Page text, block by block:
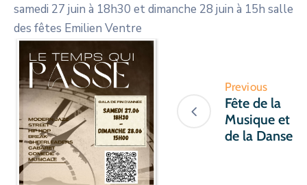
samedi 27 juin à 18h30 et dimanche 28 juin à 15h salle
des fêtes Emilien Ventre
Previous
Fête de la
Musique et
de la Danse